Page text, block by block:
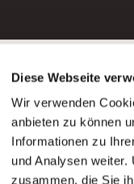
Diese Webseite
Wir verwenden
anbieten zu können
Informationen zu
und Analysen
zusammen, die Sie
GmbH
e.V.)